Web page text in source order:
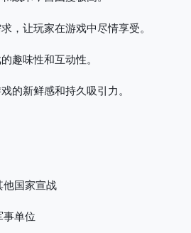
，让玩家在游戏中尽情享受。
趣味性和互动性。
的新鲜感和持久吸引力。
他国家宣战
事单位